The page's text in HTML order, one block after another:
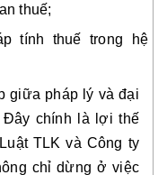
thuế;
tính thuế trong hệ
giữa pháp lý và đại
Đây chính là lợi thế
TLK và Công ty
chỉ dừng ở việc